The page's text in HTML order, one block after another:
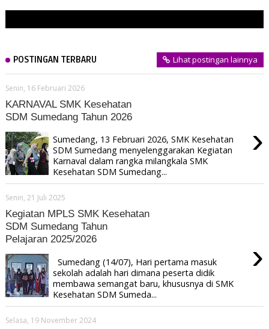
POSTINGAN TERBARU Lihat postingan lainnya
Senin, 16 Februari 2026
KARNAVAL SMK Kesehatan
SDM Sumedang Tahun 2026
›
Sumedang, 13 Februari 2026, SMK Kesehatan
SDM Sumedang menyelenggarakan Kegiatan
Karnaval dalam rangka milangkala SMK
Kesehatan SDM Sumedang...
Senin, 21 Juli 2025
Kegiatan MPLS SMK Kesehatan
SDM Sumedang Tahun
Pelajaran 2025/2026
›
Sumedang (14/07), Hari pertama masuk
sekolah adalah hari dimana peserta didik
membawa semangat baru, khususnya di SMK
Kesehatan SDM Sumeda...
Selasa, 19 November 2024